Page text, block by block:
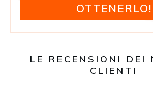
OTTENERLO!
LE RECENSIONI DEI
CLIENTI